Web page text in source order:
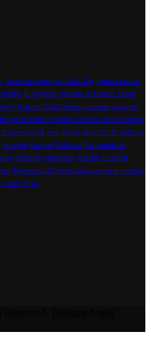
Anuncian cierres por Labor Day barrio chamizal
El segundo gobierno de Donald Trump
Exhorta JMAS Juárez a usuarios pagar sus
de Juárez y Grupo Cementos de Chihuahua
Central new Oficial de la SSPM participa
orincipal pincipal Policiaca Por cambio de
principal principales principl Principsl
Repatrían a 31 de los fallecidos en el incendio
video Y yo